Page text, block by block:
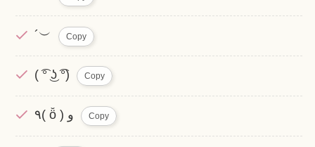
´︶ Copy
( ͡° ͜ʖ ͡°) Copy
٩( ö̆ ) و Copy